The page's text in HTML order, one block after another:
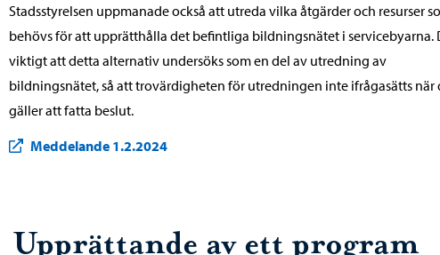
Stadsstyrelsen uppmanade också att utreda vilka åtgärder och resurser
behövs för att upprätthålla det befintliga bildningsnätet i servicebyarna.
viktigt att detta alternativ undersöks som en del av utredning av
bildningsnätet, så att trovärdigheten för utredningen inte ifrågasätts när
gäller att fatta beslut.
Meddelande 1.2.2024
Upprättande av ett program